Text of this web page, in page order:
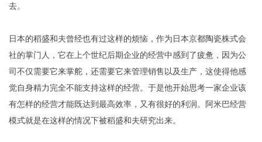
去。
日本的稻盛和夫曾经也有过这样的烦恼，作为日本京都陶瓷株式会
社的掌门人，它在上个世纪后期企业的经营中感到了疲惫，因为公
司不仅需要它来掌舵，还需要它来管理销售以及生产，这使得他感
觉自身精力完全不能支持这样的经营。于是他开始思考一家企业该
有怎样的经营才能既达到最高效率，又有很好的利润。阿米巴经营
模式就是在这样的情况下被稻盛和夫研究出来。